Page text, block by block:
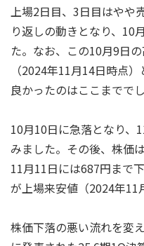
上場2日目、3日目はやや
り返しの動きとなり、10
た。なお、この10月9日
（2024年11月14日時点
良かったのはここまででし
10月10日に急落となり、
みました。その後、株価
11月11日には687円まで
が上場来安値（2024年11
株価下落の悪い流れを変